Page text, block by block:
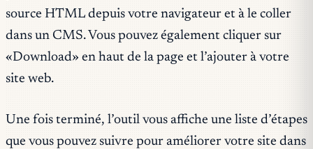
source HTML depuis votre navigateur et à le coller
dans un CMS. Vous pouvez également cliquer sur
«Download» en haut de la page et l’ajouter à votre
site web.
Une fois terminé, l’outil vous affiche une liste d’étapes
que vous pouvez suivre pour améliorer votre site dans